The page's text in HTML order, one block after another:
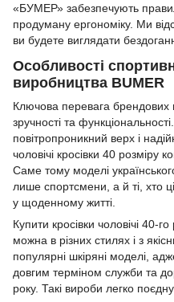
«БУМЕР» забезпечують
продуману ергономіку. Ми
ви будете виглядати
Особливості
виробництва BUMER
Ключова перевага
зручності та
повітропроникний верх і
чоловічі кросівки 40
Саме тому моделі
лише спортсмени, а й ті, хто
у щоденному житті.
Купити кросівки чоловічі 40-
можна в різних стилях і з
популярні шкіряні моделі,
довгим терміном служби та
року. Такі вироби легко